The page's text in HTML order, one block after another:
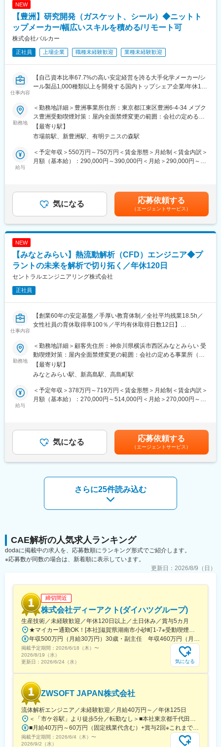
熱流体解析、放熱構造シミュレーション、既存の改善設計などを
行います。実機とシミュレーションとの精度向上させるための検
討やAWS上でシミュレーション検討などにも携わっていただきま
す。
＜ツール／開発環境＞
＜チーム構成／MTエンジニア在籍数＞
MTエンジニア7名（ME1名、EL4名、MS2名）
パワーエレクトロニクス関連、熱や流体解析シミュレーション業
務を通じて、機械系エンジニアとしてさらなるご活躍をして頂け
るものと考えております。
・スキルに応じて「勤務地確約」いたします。
・持ち家率は30代「50％超」
【豊富な研修制度】
個人に任せきりではなく、エンジニア・エリア同士、横のつなが
りもございます。エンジニア主導での研修も行われています。ま
ど、他社とは比べ物にならないレベルでの研修を受けることがで
きます。その結果が、「離職率：約6.1%（製造業平均約11％）」
「勤続16年以上のエンジニア：約1500名」という実績に表れてい
ます。
NEW
【豊洲】研究開発（ガスケット、シール）◆ニットト
ップメーカー/幅広いスキルを積める/リモート可
株式会社バルカー
正社員 上場企業 職種未経験歓迎 業種未経験歓迎
仕事内容
【自己資本比率67.7%の高い安定経営を誇る大手化学メーカー/シ
ール製品1,000種類以上を開発する国内トップシェア企業/年休125
■業務内容
技術総合研究所へ配属となり、当社メイン製品である工業用ガス
ケット、シールなどに関する研究開発をお任せします。
モノ売りからコト売りへの転換が求められる中で、顧客からのニ
ーズも増えており、当部門の次世代を担っていただける方を募集
しております。
担当いただく製品は、工業用のガスケットやシールといった製品
であり、気体や液体の漏れを防ぐ製品となります。
化学、半導体、医療などの業界で使用される製品であり、顧客の
ご経験に応じてお任せする業務を決定しますが、まずは現マネジ
メントが担当している業務の一部からお任せする想定で、主に
FEM解析業務から担当いただければと思っています。
果、どう歪んだり、曲がったりするかを解析・シミュレーション
します。
顧客課題のヒアリング・技術検討
・新規製品・新技術開発に向けた研究活動
・環境規制や設備高度化に対応する技術テーマの探索
・学会・技術会議への参加
■組織構成
マネジメント4名を含む20名程度の組織です。
応じて柔軟にアサインをしている状況です。
多用な領域に関われ、幅広いスキルを身に着けることができる点
社名の由来でもあるValue（価値の創造）&Quality（品質の向上）
の基本理念のもと、産業用ガスケットやふっ素樹脂製品、高機能
ゴムの製造・販売もしており、当社の製品は、半導体製造装置、
自動車、工場、航空など、あらゆる産業で活躍しています。
勤務地
＜勤務地詳細＞豊洲事業所住所：東京都江東区豊洲6-4-34 メブク
ス豊洲受動喫煙対策：屋内全面禁煙変更の範囲：会社の定める事
業所（リモートワーク含む）
【最寄り駅】
市場前駅、新豊洲駅、有明テニスの森駅
給与
＜予定年収＞550万円～750万円＜賃金形態＞月給制＜賃金内訳＞
月額（基本給）：290,000円～390,000円＜月給＞290,000円～
あくまでも目安の金額であり、選考を通じて上下する可能性があ
ります。月給(月額)は固定手当を含めた表記です。
気になる 応募依頼する
（エージェントサービス）
NEW
【みなとみらい】熱流動解析（CFD）エンジニア◆プ
ラントの未来を解析で切り拓く／年休120日
セントラルエンジニアリング株式会社
正社員
仕事内容
【創業60年の安定基盤／手厚い教育体制／全社平均残業18.5h／
女性社員の育休取得率100％／平均有休取得日数12日】
■仕事内容：
各種プラント（石油精製、化学、ガス化、発電プラント、再エ
ネ、医薬等）における熱流動解析（CFD解析）業務を担当しま
す。
■具体的には：
◇詳細設計
熱交換器、タンク、配管系などの圧力容器に対し、設計部門では
対応
◇運転中のプラントにおけるトラブルシューティング
既設プラントで発生したトラブル（性能低下など）に対し、運転
データや現場状況の分析、熱流動解析を行い原因究明および対策
LABO」という独自の育成機関・施設を用意し、知識・スキル面の
成長をバックアップ。基礎研修をはじめ、スキルアップ、キャリ
アアップセミナー、エンジニア交流などを行えるスペースです。
成長に合わせて新しいものを生み出す企画力、人を動かすプレゼ
LABO」はカフェのような落ち着いた空間設計で、自習の場として
自由に利用しているエンジニアも多数。今後もさらに充実させて
いく方針。
■当社について：
当社は航空宇宙、自動車、電気電子通信、IT情報、エネルギー分
野などの業界約300社の大手メーカーに技術を提供。
まだ世に出ていない新製品の開発など様々なプロジェクトに参画
し、創業から60年日本のモノづくりを支え続けています。
試作～資材調達～開発設計～製造（自社工場）とワンストップで
お客様のご要望に対応できることが最大の強み。
また、夕方街に流れる「夕焼け小焼け」の防災無線用のアンプは
全国約40,000箇所に設置された自社製品です。
今後の高齢化社会を見据え、医療機器業界にも参入。あなたの可
能性を広げ大きく羽ばたく舞台をご用意し、あなたの「“やりた
い”に就ける」を実現します。
変更の範囲：会社の定める業務
勤務地
＜勤務地詳細＞顧客先住所：神奈川県横浜市西区みなとみらい 受
動喫煙対策：屋内全面禁煙変更の範囲：会社の定める事業所（リ
モートワーク含む）
【最寄り駅】
みなとみらい駅、新高島駅、高島町駅
給与
＜予定年収＞378万円～719万円＜賃金形態＞月給制＜賃金内訳＞
月額（基本給）：270,000円～514,000円＜月給＞270,000円～
じて上下する可能性があります。月給(月額)は固定手当を含めた表
記です。気になる 応募依頼する
（エージェントサービス）
さらに25件読み込む
CAE解析の人気求人ランキング
dodaに掲載中の求人を、応募数順にランキング形式でご紹介します。
※応募数が同数の場合は、新着順に表示しています。
更新日： 2026/8/9（日）
締切間近
株式会社ディーアクト(ダイハツグループ)
生産技術／未経験歓迎／年休120日以上／土日休み／賞与5カ月
★マイカー通勤OK！[本社]滋賀県湖南市小砂町1-7※受動喫煙対策／屋内全面禁煙
年収500万円（月給30万円）30歳・副主任 年収460万円（月給27万円）28歳
掲載予定期間： 2026/6/18（木） 〜
2026/8/19（水）
更新日： 2026/6/24（水） 気になる
ZWSOFT JAPAN株式会社
流体解析エンジニア／未経験歓迎／月給40万円～／年休125日
＜「市ケ谷駅」より徒歩5分／転勤なし＞■本社東京都千代田区九段北4-3-24 KYONI BLDG5階※受動喫煙対策あり（屋内禁煙）【アクセス】地下鉄「市ヶ谷駅」より徒歩5分JR「市ヶ谷駅」より徒歩7分
■月給40万円～60万円（固定残業代含む）+賞与2回※これまでの経験・スキルに応じて優遇いたします※固定残業代は時間外労働の有無に関わらず、月30時間分を月86,555円～129,833円支給※上記を超える時間外労働分は追加で支給いたします
掲載予定期間： 2026/6/4（木） 〜
2026/9/2（水）